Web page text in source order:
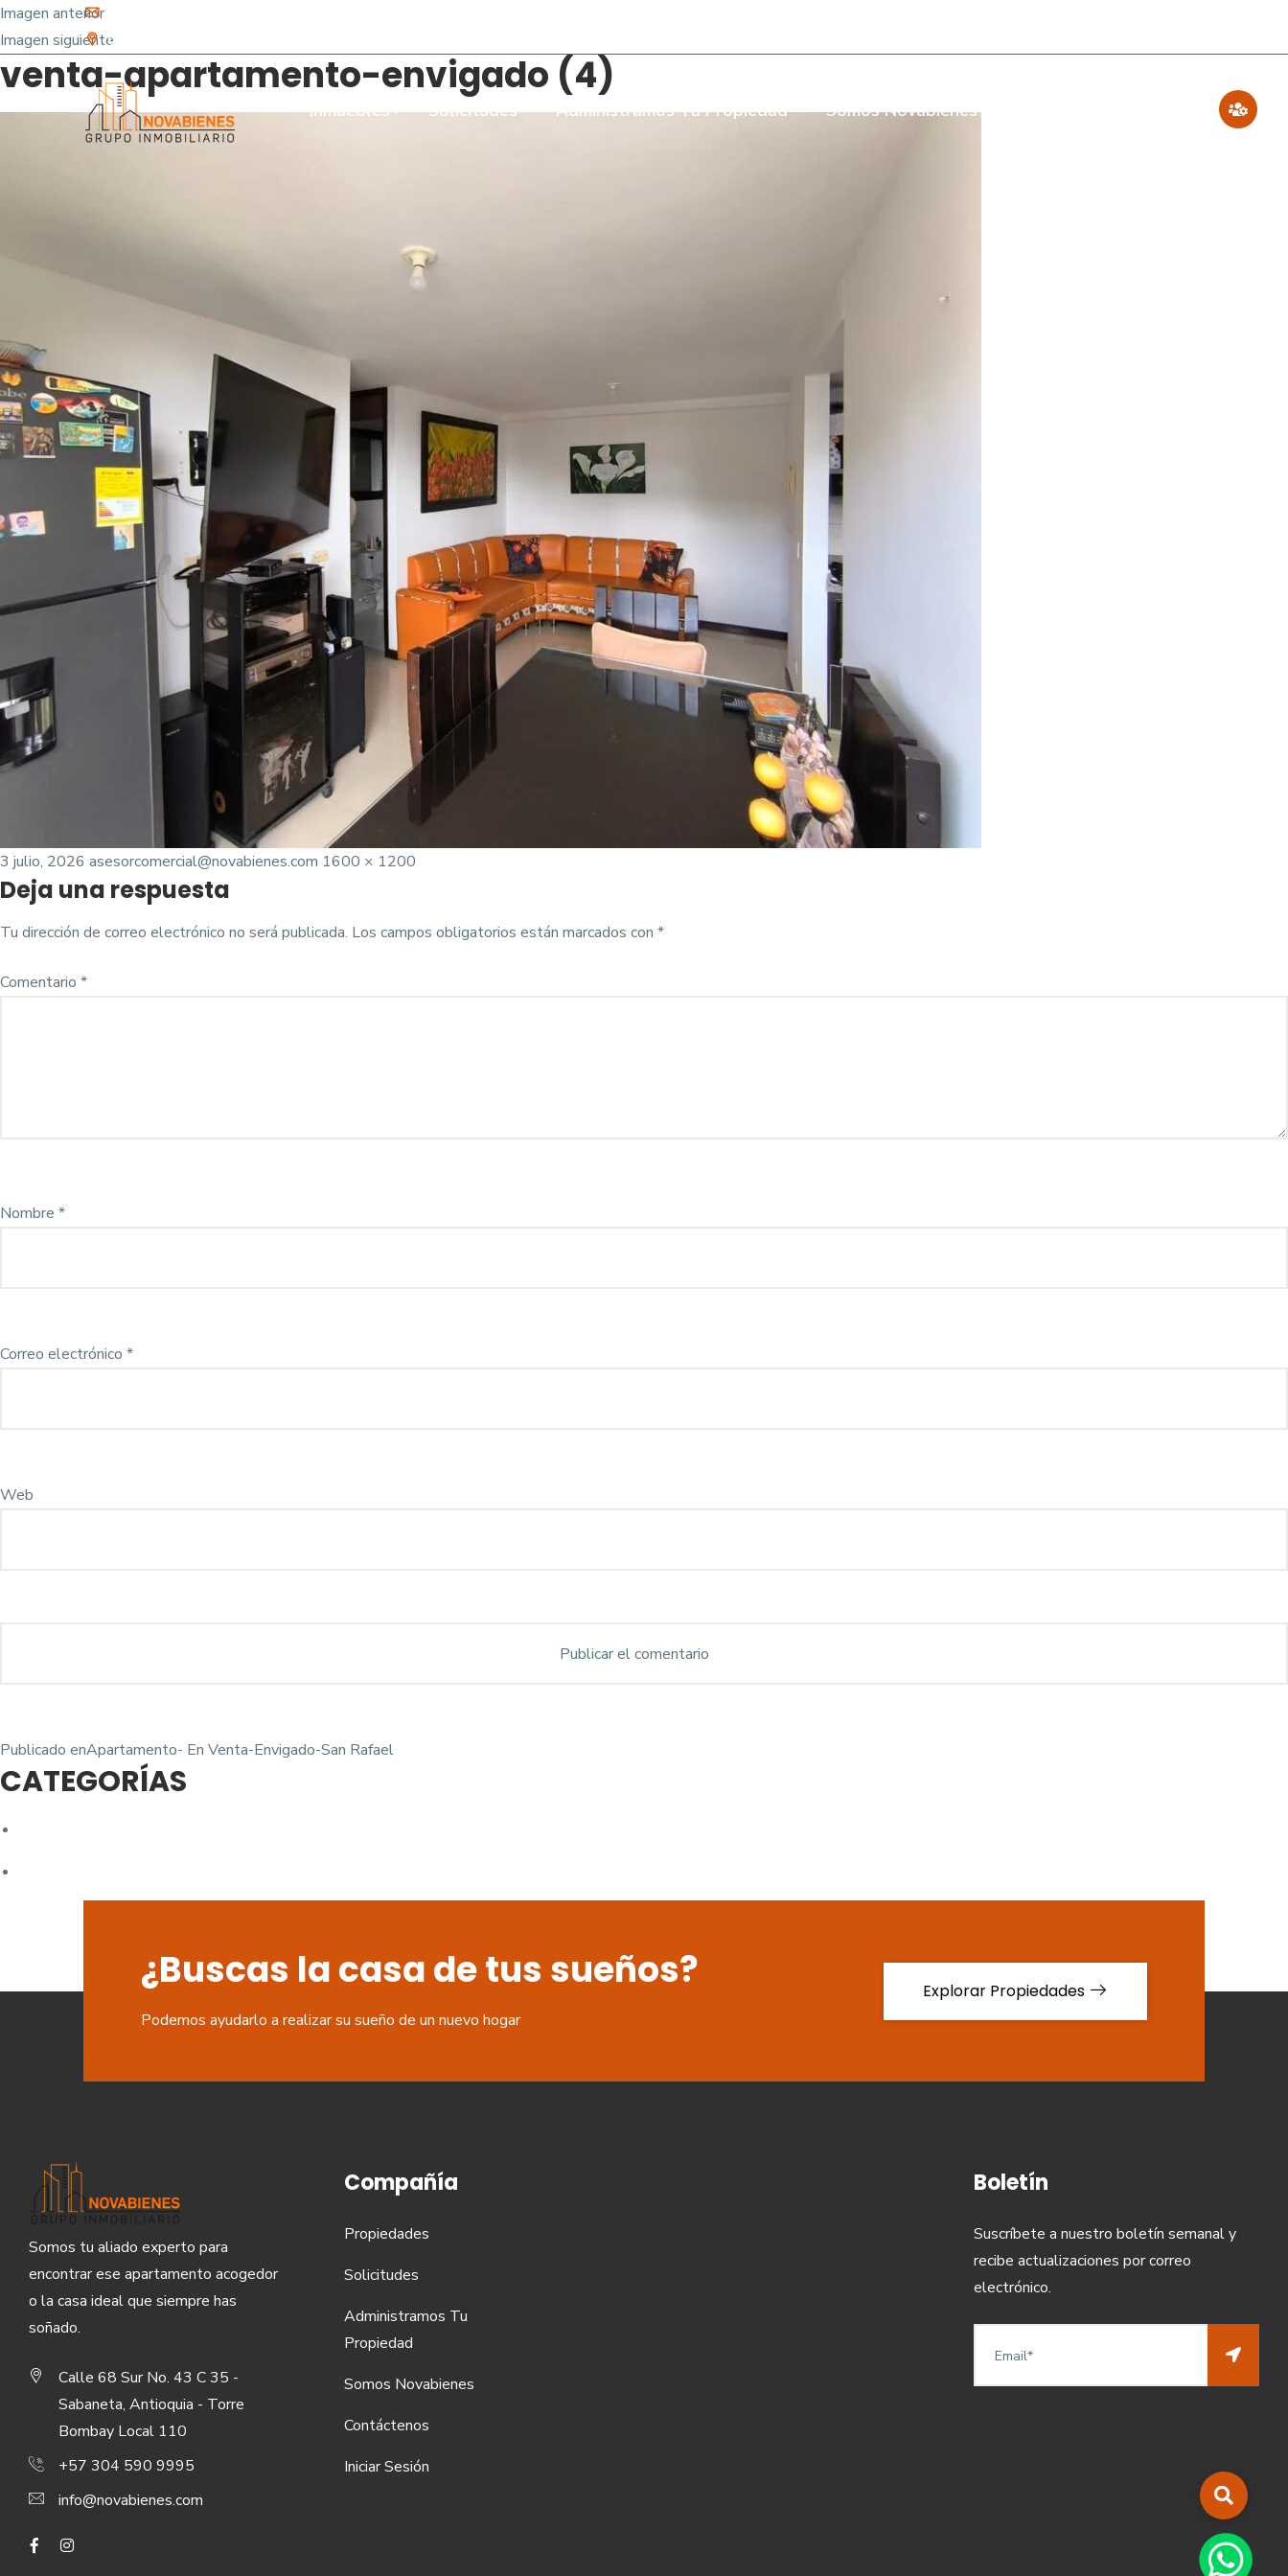
info@novabienes.com
Calle 68 Sur No. 43 C 35 - Sabaneta, Antioquia - Torre Bombay Local 110
Inmuebles Solicitudes Administramos Tu Propiedad Somos Novabienes
Imagen anterior
Imagen siguiente
venta-apartamento-envigado (4)
Posted
on
3 julio, 2026 asesorcomercial@novabienes.com Tamaño
1600 × 1200
Deja una respuesta
Tu dirección de correo electrónico no será publicada. Los campos obligatorios están marcados con *
Comentario *
Nombre *
Correo electrónico *
Web
Navegación
de
entradas
Publicado enApartamento- En Venta-Envigado-San Rafael
CATEGORÍAS
¿Buscas la casa de tus sueños?
Podemos ayudarlo a realizar su sueño de un nuevo hogar
Explorar Propiedades
Somos tu aliado experto para
encontrar ese apartamento acogedor
o la casa ideal que siempre has
soñado.
Calle 68 Sur No. 43 C 35 -
Sabaneta, Antioquia - Torre
Bombay Local 110
+57 304 590 9995
info@novabienes.com
Compañía
Propiedades
Solicitudes
Administramos Tu
Propiedad
Somos Novabienes
Contáctenos
Iniciar Sesión
Boletín
Suscríbete a nuestro boletín semanal y
recibe actualizaciones por correo
electrónico.